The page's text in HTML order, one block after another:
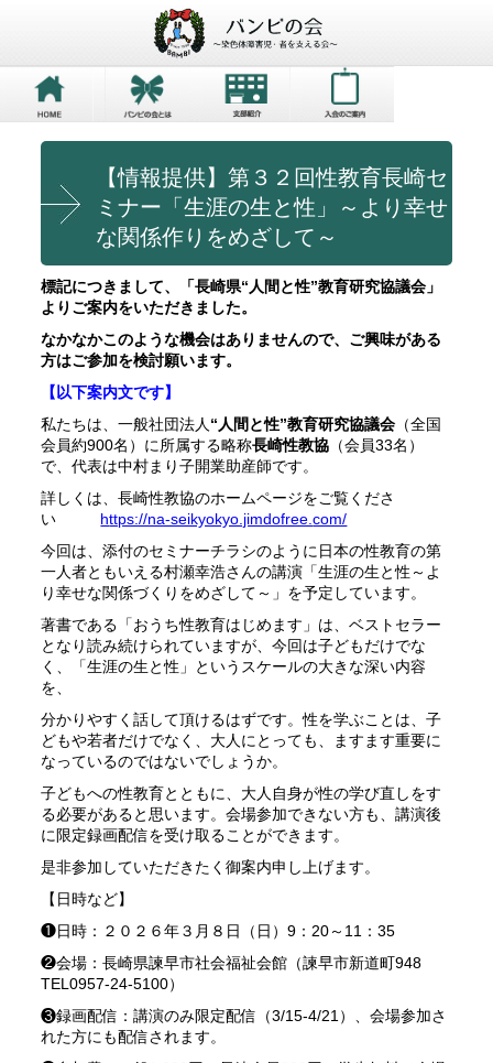
【情報提供】第３２回性教育長崎セ
ミナー「生涯の生と性」～より幸せ
な関係作りをめざして～
標記につきまして、「長崎県“人間と性”教育研究協議会」
よりご案内をいただきました。
なかなかこのような機会はありませんので、ご興味がある
方はご参加を検討願います。
【以下案内文です】
私たちは、一般社団法人“人間と性”教育研究協議会 （全国
会員約900名）に所属する略称長崎性教協 （会員33名）
で、代表は中村まり子開業助産師です。
詳しくは、長崎性教協のホームページをご覧くださ
い https://na-seikyokyo.jimdofree.com/
今回は、添付のセミナーチラシのように日本の性教育の第
一人者ともいえる村瀬幸浩さんの講演「生涯の生と性～ よ
り幸せな関係づくりをめざして～」を予定しています。
著書である「おうち性教育はじめます」は、ベストセラー
となり読み続けられていますが、今回は子どもだけでな
く、「生涯の生と性」 というスケールの大きな深い内容
を、
分かりやすく話して頂けるはずです。性を学ぶことは、子
どもや若者だけでなく、大人にとっても、 ますます重要に
なっているのではないでしょうか。
子どもへの性教育とともに、 大人自身が性の学び直しをす
る必要があると思います。会場参加できない方も、講演後
に限定録画配信を受け取ることができます。
是非参加していただきたく御案内申し上げます。
【日時など】
❶日時：２０２６年３月８日（日）9：20～11：35
❷会場：長崎県諫早市社会福祉会館（諫早市新道町948
TEL0957-24-5100）
❸録画配信：講演のみ限定配信（3/15-4/21）、会場参加さ
れた方にも配信されます。